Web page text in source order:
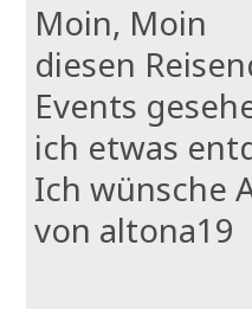
Moin, Moin
diesen
Events
ich etwas
Ich wünsche
von altona19